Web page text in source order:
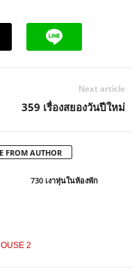
Next article
359 เรื่องสยองวันปีใหม่
FROM AUTHOR
730 เงาหุ่นในห้องพัก